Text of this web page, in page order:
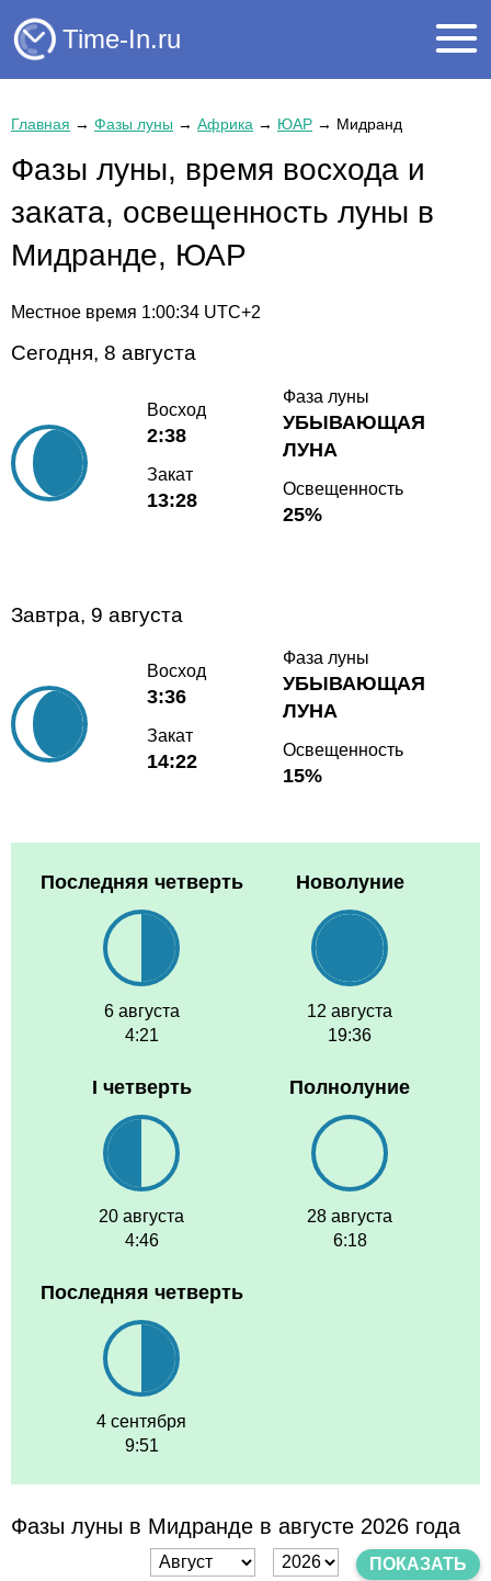
Time-In.ru
Главная → Фазы луны → Африка → ЮАР → Мидранд
Фазы луны, время восхода и
заката, освещенность луны в
Мидранде, ЮАР
Местное время 1:00:35 UTC+2
Сегодня, 8 августа
Восход
2:38
Закат
13:28
Фаза луны
УБЫВАЮЩАЯ
ЛУНА
Освещенность
25%
Завтра, 9 августа
Восход
3:36
Закат
14:22
Фаза луны
УБЫВАЮЩАЯ
ЛУНА
Освещенность
15%
Последняя четверть
6 августа
4:21
Новолуние
12 августа
19:36
I четверть
20 августа
4:46
Полнолуние
28 августа
6:18
Последняя четверть
4 сентября
9:51
Фазы луны в Мидранде в августе 2026 года
ПОКАЗАТЬ